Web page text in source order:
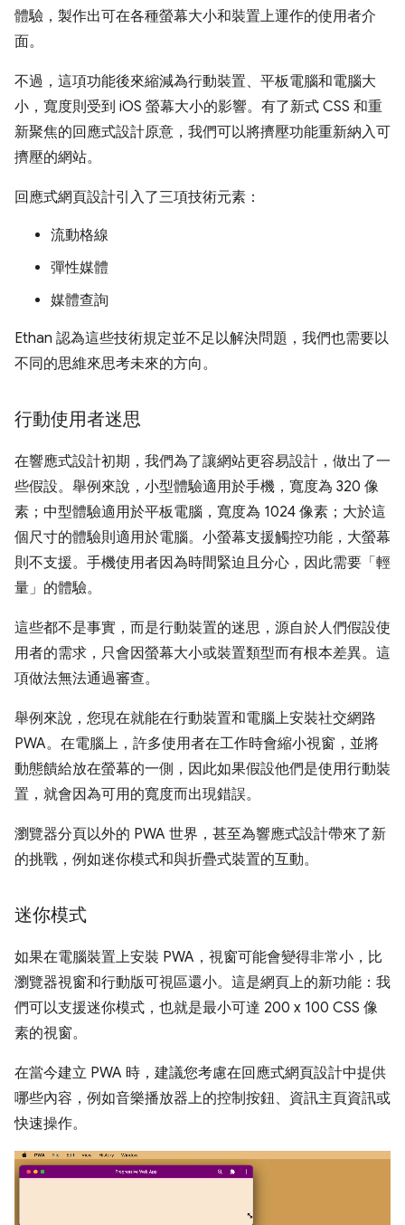
體驗，製作出可在各種螢幕大小和裝置上運作的使用者介
面。
不過，這項功能後來縮減為行動裝置、平板電腦和電腦大
小，寬度則受到 iOS 螢幕大小的影響。有了新式 CSS 和重
新聚焦的回應式設計原意，我們可以將擠壓功能重新納入可
擠壓的網站。
回應式網頁設計引入了三項技術元素：
流動格線
彈性媒體
媒體查詢
Ethan 認為這些技術規定並不足以解決問題，我們也需要以
不同的思維來思考未來的方向。
行動使用者迷思
在響應式設計初期，我們為了讓網站更容易設計，做出了一
些假設。舉例來說，小型體驗適用於手機，寬度為 320 像
素；中型體驗適用於平板電腦，寬度為 1024 像素；大於這
個尺寸的體驗則適用於電腦。小螢幕支援觸控功能，大螢幕
則不支援。手機使用者因為時間緊迫且分心，因此需要「輕
量」的體驗。
這些都不是事實，而是行動裝置的迷思，源自於人們假設使
用者的需求，只會因螢幕大小或裝置類型而有根本差異。這
項做法無法通過審查。
舉例來說，您現在就能在行動裝置和電腦上安裝社交網路
PWA。在電腦上，許多使用者在工作時會縮小視窗，並將
動態饋給放在螢幕的一側，因此如果假設他們是使用行動裝
置，就會因為可用的寬度而出現錯誤。
瀏覽器分頁以外的 PWA 世界，甚至為響應式設計帶來了新
的挑戰，例如迷你模式和與折疊式裝置的互動。
迷你模式
如果在電腦裝置上安裝 PWA，視窗可能會變得非常小，比
瀏覽器視窗和行動版可視區還小。這是網頁上的新功能：我
們可以支援迷你模式，也就是最小可達 200 x 100 CSS 像
素的視窗。
在當今建立 PWA 時，建議您考慮在回應式網頁設計中提供
哪些內容，例如音樂播放器上的控制按鈕、資訊主頁資訊或
快速操作。